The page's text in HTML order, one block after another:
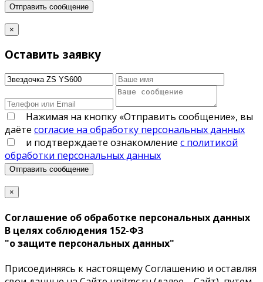
Отправить сообщение
×
Оставить заявку
Нажимая на кнопку «Отправить сообщение», вы
даёте согласие на обработку персональных данных
и подтверждаете ознакомление с политикой
обработки персональных данных
Отправить сообщение
×
Соглашение об обработке персональных данных
В целях соблюдения 152-ФЗ
"о защите персональных данных"
Присоединяясь к настоящему Соглашению и оставляя